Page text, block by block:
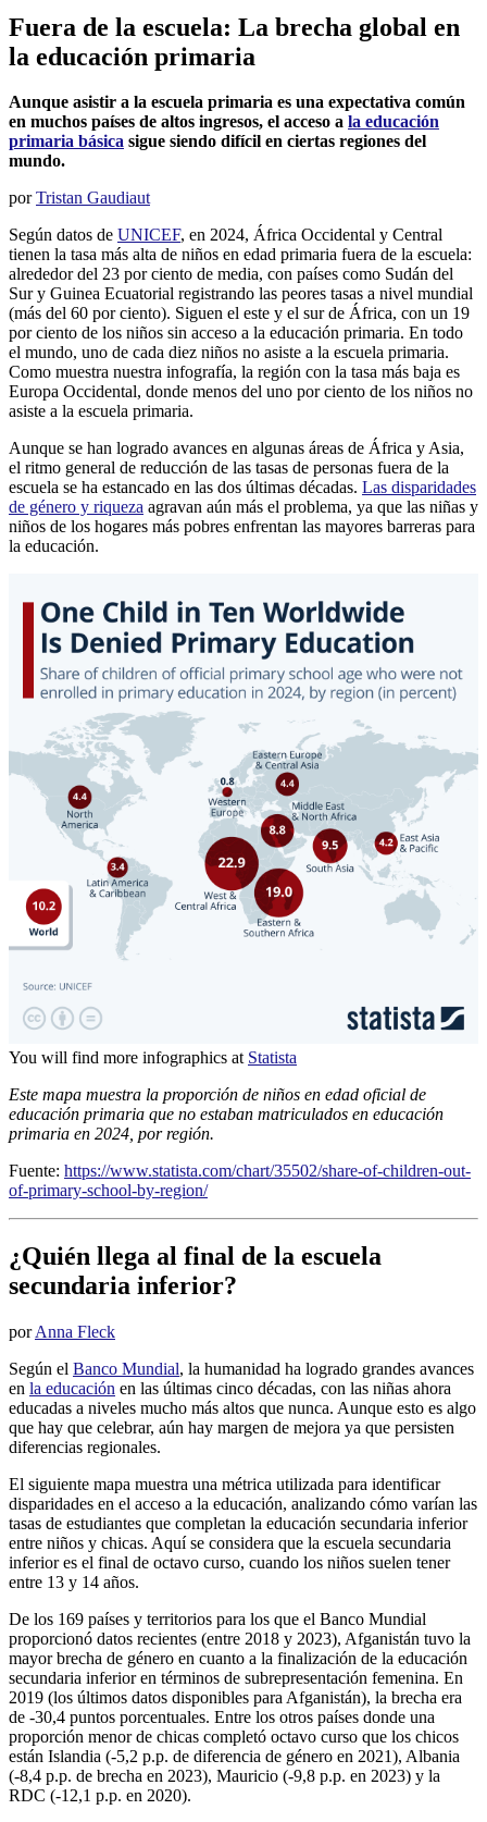
Fuera de la escuela: La brecha global en
la educación primaria
Aunque asistir a la escuela primaria es una expectativa común
en muchos países de altos ingresos, el acceso a la educación
primaria básica sigue siendo difícil en ciertas regiones del
mundo.
porTristan Gaudiaut
Según datos de UNICEF, en 2024, África Occidental y Central
tienen la tasa más alta de niños en edad primaria fuera de la escuela:
alrededor del 23 por ciento de media, con países como Sudán del
Sur y Guinea Ecuatorial registrando las peores tasas a nivel mundial
(más del 60 por ciento). Siguen el este y el sur de África, con un 19
por ciento de los niños sin acceso a la educación primaria. En todo
el mundo, uno de cada diez niños no asiste a la escuela primaria.
Como muestra nuestra infografía, la región con la tasa más baja es
Europa Occidental, donde menos del uno por ciento de los niños no
asiste a la escuela primaria.
Aunque se han logrado avances en algunas áreas de África y Asia,
el ritmo general de reducción de las tasas de personas fuera de la
escuela se ha estancado en las dos últimas décadas. Las disparidades
de género y riqueza agravan aún más el problema, ya que las niñas y
niños de los hogares más pobres enfrentan las mayores barreras para
la educación.
You will find more infographics at Statista
Este mapa muestra la proporción de niños en edad oficial de
educación primaria que no estaban matriculados en educación
primaria en 2024, por región.
Fuente: https://www.statista.com/chart/35502/share-of-children-out-
of-primary-school-by-region/
¿Quién llega al final de la escuela
secundaria inferior?
porAnna Fleck
Según el Banco Mundial, la humanidad ha logrado grandes avances
en la educación en las últimas cinco décadas, con las niñas ahora
educadas a niveles mucho más altos que nunca. Aunque esto es algo
que hay que celebrar, aún hay margen de mejora ya que persisten
diferencias regionales.
El siguiente mapa muestra una métrica utilizada para identificar
disparidades en el acceso a la educación, analizando cómo varían las
tasas de estudiantes que completan la educación secundaria inferior
entre niños y chicas. Aquí se considera que la escuela secundaria
inferior es el final de octavo curso, cuando los niños suelen tener
entre 13 y 14 años.
De los 169 países y territorios para los que el Banco Mundial
proporcionó datos recientes (entre 2018 y 2023), Afganistán tuvo la
mayor brecha de género en cuanto a la finalización de la educación
secundaria inferior en términos de subrepresentación femenina. En
2019 (los últimos datos disponibles para Afganistán), la brecha era
de -30,4 puntos porcentuales. Entre los otros países donde una
proporción menor de chicas completó octavo curso que los chicos
están Islandia (-5,2 p.p. de diferencia de género en 2021), Albania
(-8,4 p.p. de brecha en 2023), Mauricio (-9,8 p.p. en 2023) y la
RDC (-12,1 p.p. en 2020).